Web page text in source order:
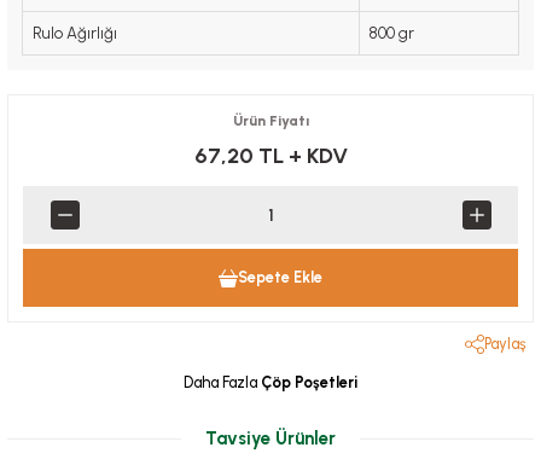
Rulo Ağırlığı 800 gr
Ürün Fiyatı
67,20 TL + KDV
Sepete Ekle
Paylaş
Daha Fazla Çöp Poşetleri
Tavsiye Ürünler